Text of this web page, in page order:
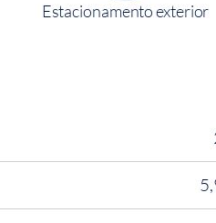
Estacionamento exterior